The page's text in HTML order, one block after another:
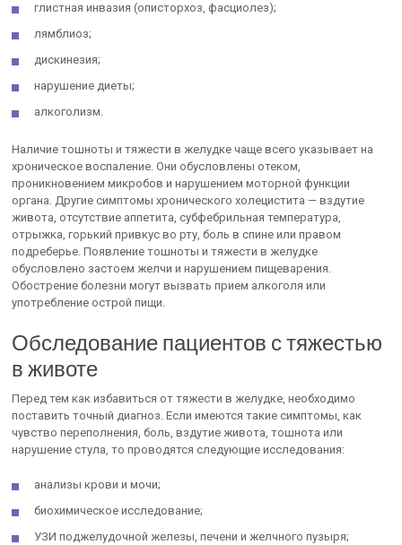
глистная инвазия (описторхоз, фасциолез);
лямблиоз;
дискинезия;
нарушение диеты;
алкоголизм.
Наличие тошноты и тяжести в желудке чаще всего указывает на
хроническое воспаление. Они обусловлены отеком,
проникновением микробов и нарушением моторной функции
органа. Другие симптомы хронического холецистита — вздутие
живота, отсутствие аппетита, субфебрильная температура,
отрыжка, горький привкус во рту, боль в спине или правом
подреберье. Появление тошноты и тяжести в желудке
обусловлено застоем желчи и нарушением пищеварения.
Обострение болезни могут вызвать прием алкоголя или
употребление острой пищи.
Обследование пациентов с тяжестью
в животе
Перед тем как избавиться от тяжести в желудке, необходимо
поставить точный диагноз. Если имеются такие симптомы, как
чувство переполнения, боль, вздутие живота, тошнота или
нарушение стула, то проводятся следующие исследования:
анализы крови и мочи;
биохимическое исследование;
УЗИ поджелудочной железы, печени и желчного пузыря;